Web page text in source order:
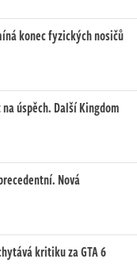
konec fyzických nosičů
úspěch. Další Kingdom
Nová
kritiku za GTA 6